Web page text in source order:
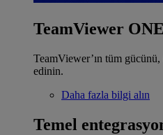
TeamViewer ONE
TeamViewer’ın tüm
edinin.
Daha fazla bilgi alın
Temel